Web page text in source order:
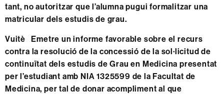
tant, no autoritzar que l’alumna pugui formalitzar una
matricular dels estudis de grau.
Vuitè
Emetre un informe favorable sobre el recurs
contra la resolució de la concessió de la sol·licitud de
continuïtat dels estudis de Grau en Medicina presentat
per l’estudiant amb NIA 1325599 de la Facultat de
Medicina, per tal de donar acompliment al que